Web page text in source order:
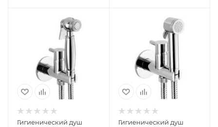
Гигиенический душ
Гигиенический душ